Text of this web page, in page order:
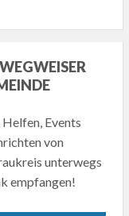
Events
von
unterwegs
empfangen!